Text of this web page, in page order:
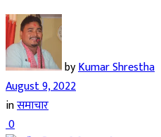
byKumar Shrestha
August 9, 2022
inसमाचार
0